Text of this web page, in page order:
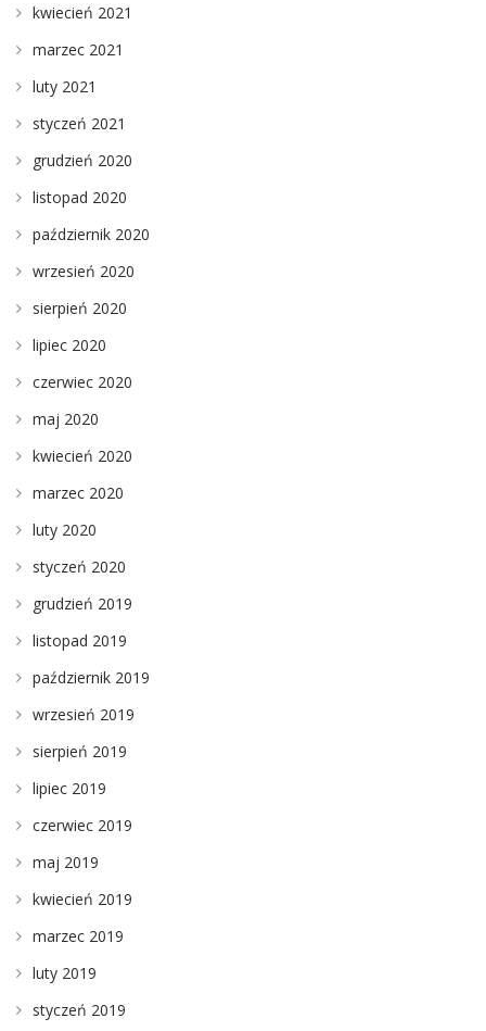
kwiecień 2021
marzec 2021
luty 2021
styczeń 2021
grudzień 2020
listopad 2020
październik 2020
wrzesień 2020
sierpień 2020
lipiec 2020
czerwiec 2020
maj 2020
kwiecień 2020
marzec 2020
luty 2020
styczeń 2020
grudzień 2019
listopad 2019
październik 2019
wrzesień 2019
sierpień 2019
lipiec 2019
czerwiec 2019
maj 2019
kwiecień 2019
marzec 2019
luty 2019
styczeń 2019